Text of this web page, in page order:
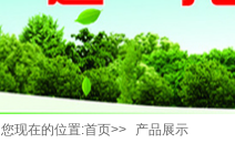
您现在的位置:首页>> 产品展示